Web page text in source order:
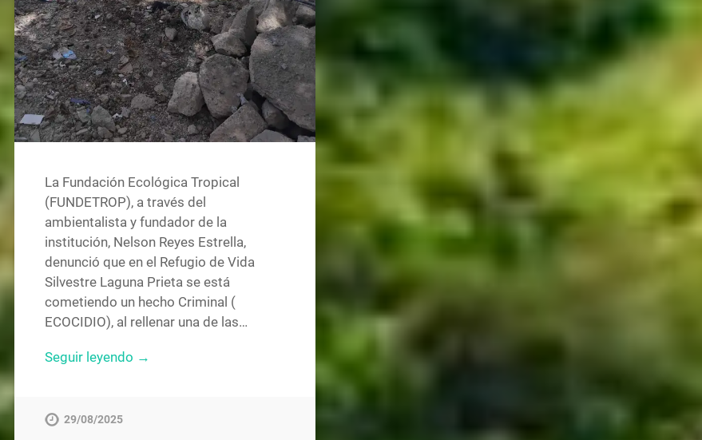
La Fundación Ecológica Tropical
(FUNDETROP), a través del
ambientalista y fundador de la
institución, Nelson Reyes Estrella,
denunció que en el Refugio de Vida
Silvestre Laguna Prieta se está
cometiendo un hecho Criminal (
ECOCIDIO), al rellenar una de las…
Seguir leyendo →
29/08/2025